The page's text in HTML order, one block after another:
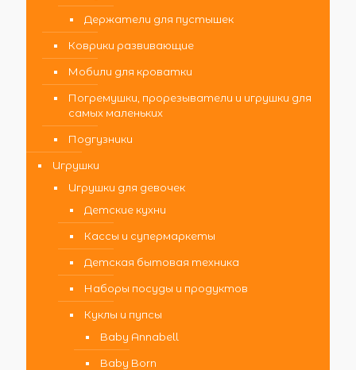
Держатели для пустышек
Коврики развивающие
Мобили для кроватки
Погремушки, прорезыватели и игрушки для
самых маленьких
Подгузники
Игрушки
Игрушки для девочек
Детские кухни
Кассы и супермаркеты
Детская бытовая техника
Наборы посуды и продуктов
Куклы и пупсы
Baby Annabell
Baby Born